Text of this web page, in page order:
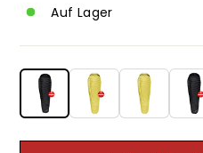
Auf Lager